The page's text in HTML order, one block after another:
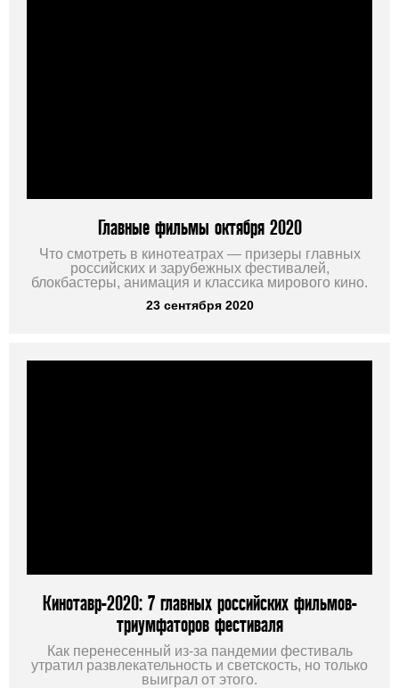
Главные фильмы октября 2020
Что смотреть в кинотеатрах — призеры главных
российских и зарубежных фестивалей,
блокбастеры, анимация и классика мирового кино.
23 сентября 2020
Кинотавр-2020: 7 главных российских фильмов-
триумфаторов фестиваля
Как перенесенный из-за пандемии фестиваль
утратил развлекательность и светскость, но только
выиграл от этого.